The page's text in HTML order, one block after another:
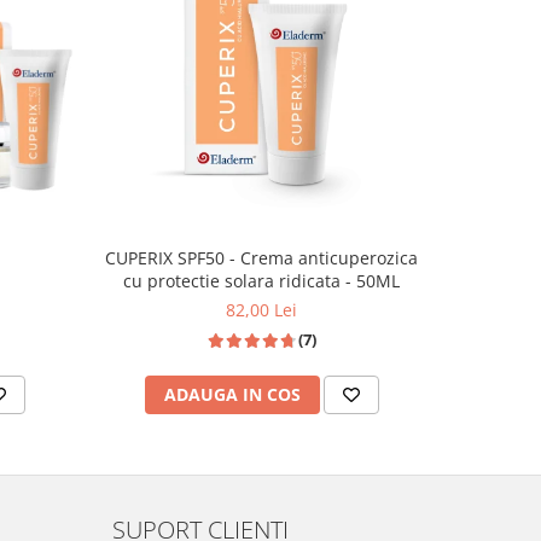
CUPERIX SPF50 - Crema anticuperozica
cu protectie solara ridicata - 50ML
82,00 Lei
(7)
ADAUGA IN COS
SUPORT CLIENTI